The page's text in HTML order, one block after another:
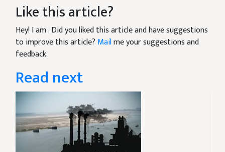
Like this article?
Hey! I am. Did you liked this article and have suggestions
to improve this article? Mailme your suggestions and
feedback.
Read next